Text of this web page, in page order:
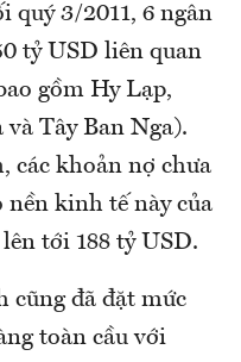
quý 3/2011, 6 ngân
tỷ USD liên quan
gồm Hy Lạp,
Tây Ban Nga).
các khoản nợ chưa
kinh tế này của
tới 188 tỷ USD.
cũng đã đặt mức
toàn cầu với